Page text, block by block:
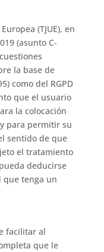
(TJUE), en
(asunto C-
la base de
como del RGPD
que el usuario
la colocación
para permitir su
sentido de que
el tratamiento
deducirse
que tenga un
facilitar al
que le